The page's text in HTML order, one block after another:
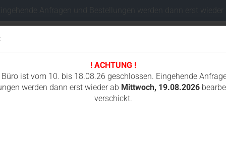
! ACHTUNG !
Büro ist vom 10. bis 18.08.26 geschlossen. Eingehende
werden dann erst wieder ab Mittwoch, 19.08.2026
verschickt.
Sprache auswählen
Anfragen und Bestellungen werden dann erst wieder